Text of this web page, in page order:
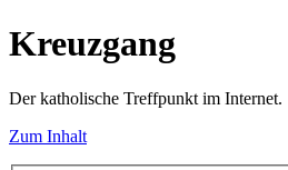
Kreuzgang
Der katholische Treffpunkt im Internet.
Zum Inhalt